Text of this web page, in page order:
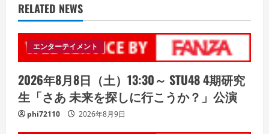
RELATED NEWS
エンターテイメント
2026年8月8日（土）13:30～ STU48 4期研究
生「さあ 未来を探しに行こうか？」公演
phi72110 2026年8月9日